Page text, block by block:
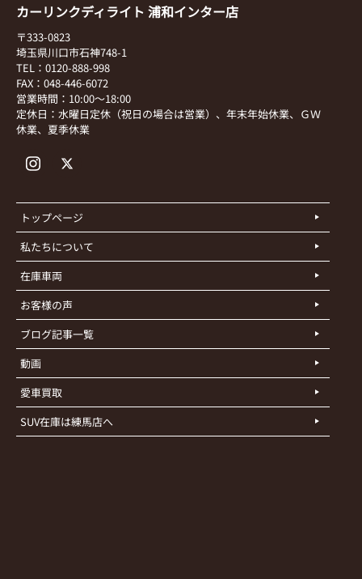
カーリンクディライト 浦和インター店
〒333-0823
埼玉県川口市石神748-1
TEL：0120-888-998
FAX：048-446-6072
営業時間：10:00～18:00
定休日：水曜日定休（祝日の場合は営業）、年末年始休業、ＧＷ
休業、夏季休業
トップページ
私たちについて
在庫車両
お客様の声
ブログ記事一覧
動画
愛車買取
SUV在庫は練馬店へ